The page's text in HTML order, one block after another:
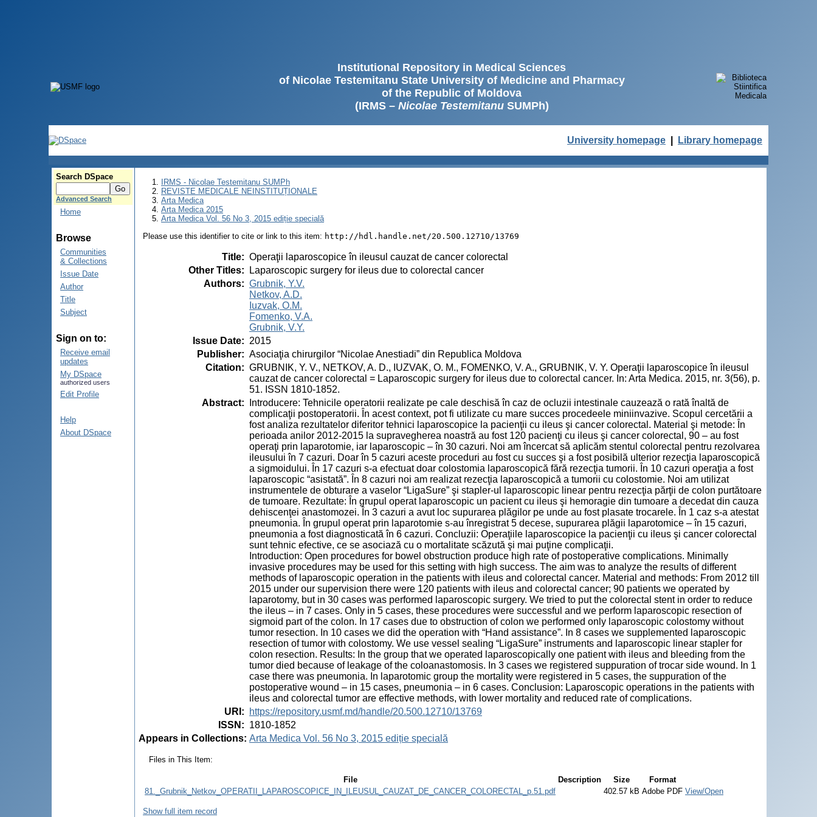
Institutional Repository in Medical Sciences
of Nicolae Testemitanu State University of Medicine and Pharmacy
of the Republic of Moldova
(IRMS – Nicolae TestemitanuSUMPh)
University homepage Library homepage
Search DSpace
Advanced Search
Home
Browse
Communities
& Collections
Issue Date
Author
Title
Subject
Sign on to:
Receive email
updates
My DSpace
authorized users
Edit Profile
Help
About DSpace
IRMS - Nicolae Testemitanu SUMPh
REVISTE MEDICALE NEINSTITUȚIONALE
Arta Medica
Arta Medica 2015
Arta Medica Vol. 56 No 3, 2015 ediție specială
Please use this identifier to cite or link to this item: http://hdl.handle.net/20.500.12710/13769
Title: Operaţii laparoscopice în ileusul cauzat de cancer colorectal
Other Titles:
Laparoscopic surgery for ileus due to colorectal cancer
Authors: Grubnik, Y.V.
Netkov, A.D.
Iuzvak, O.M.
Fomenko, V.A.
Grubnik, V.Y.
Issue Date: 2015
Publisher: Asociaţia chirurgilor “Nicolae Anestiadi” din Republica Moldova
Citation: GRUBNIK, Y. V., NETKOV, A. D., IUZVAK, O. M., FOMENKO, V. A., GRUBNIK, V. Y. Operaţii laparoscopice în ileusul
cauzat de cancer colorectal = Laparoscopic surgery for ileus due to colorectal cancer. In: Arta Medica. 2015, nr. 3(56), p.
51. ISSN 1810-1852.
Abstract:
Introducere: Tehnicile operatorii realizate pe cale deschisă în caz de ocluzii intestinale cauzează o rată înaltă de
complicaţii postoperatorii. În acest context, pot fi utilizate cu mare succes procedeele miniinvazive. Scopul cercetării a
fost analiza rezultatelor diferitor tehnici laparoscopice la pacienţii cu ileus şi cancer colorectal. Material şi metode: În
perioada anilor 2012-2015 la supravegherea noastră au fost 120 pacienţi cu ileus şi cancer colorectal, 90 – au fost
operaţi prin laparotomie, iar laparoscopic – în 30 cazuri. Noi am încercat să aplicăm stentul colorectal pentru rezolvarea
ileusului în 7 cazuri. Doar în 5 cazuri aceste proceduri au fost cu succes şi a fost posibilă ulterior rezecţia laparoscopică
a sigmoidului. În 17 cazuri s-a efectuat doar colostomia laparoscopică fără rezecţia tumorii. În 10 cazuri operaţia a fost
laparoscopic “asistată”. În 8 cazuri noi am realizat rezecţia laparoscopică a tumorii cu colostomie. Noi am utilizat
instrumentele de obturare a vaselor “LigaSure” şi stapler-ul laparoscopic linear pentru rezecţia părţii de colon purtătoare
de tumoare. Rezultate: În grupul operat laparoscopic un pacient cu ileus şi hemoragie din tumoare a decedat din cauza
dehiscenţei anastomozei. În 3 cazuri a avut loc supurarea plăgilor pe unde au fost plasate trocarele. În 1 caz s-a atestat
pneumonia. În grupul operat prin laparotomie s-au înregistrat 5 decese, supurarea plăgii laparotomice – în 15 cazuri,
pneumonia a fost diagnosticată în 6 cazuri. Concluzii: Operaţiile laparoscopice la pacienţii cu ileus şi cancer colorectal
sunt tehnic efective, ce se asociază cu o mortalitate scăzută şi mai puţine complicaţii.
Introduction: Open procedures for bowel obstruction produce high rate of postoperative complications. Minimally
invasive procedures may be used for this setting with high success. The aim was to analyze the results of different
methods of laparoscopic operation in the patients with ileus and colorectal cancer. Material and methods: From 2012 till
2015 under our supervision there were 120 patients with ileus and colorectal cancer; 90 patients we operated by
laparotomy, but in 30 cases was performed laparoscopic surgery. We tried to put the colorectal stent in order to reduce
the ileus – in 7 cases. Only in 5 cases, these procedures were successful and we perform laparoscopic resection of
sigmoid part of the colon. In 17 cases due to obstruction of colon we performed only laparoscopic colostomy without
tumor resection. In 10 cases we did the operation with “Hand assistance”. In 8 cases we supplemented laparoscopic
resection of tumor with colostomy. We use vessel sealing “LigaSure” instruments and laparoscopic linear stapler for
colon resection. Results: In the group that we operated laparoscopically one patient with ileus and bleeding from the
tumor died because of leakage of the coloanastomosis. In 3 cases we registered suppuration of trocar side wound. In 1
case there was pneumonia. In laparotomic group the mortality were registered in 5 cases, the suppuration of the
postoperative wound – in 15 cases, pneumonia – in 6 cases. Conclusion: Laparoscopic operations in the patients with
ileus and colorectal tumor are effective methods, with lower mortality and reduced rate of complications.
URI :
https://repository.usmf.md/handle/20.500.12710/13769
ISSN : 1810-1852
Appears in Collections: Arta Medica Vol. 56 No 3, 2015 ediție specială
Files in This Item:
File Description Size
Format
81._Grubnik_Netkov_OPERATII_LAPAROSCOPICE_IN_ILEUSUL_CAUZAT_DE_CANCER_COLORECTAL_p.51.pdf
402.57 kB Adobe PDF View/Open
Show full item record